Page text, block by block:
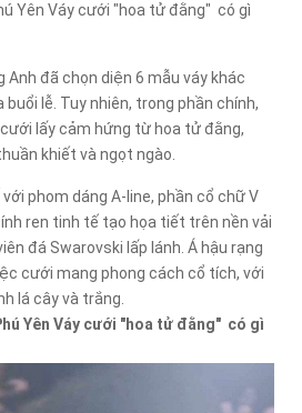
Yên Váy cưới "hoa tử đằng" có gì
đã chọn diện 6 mẫu váy khác
lễ. Tuy nhiên, trong phần chính,
lấy cảm hứng từ hoa tử đằng,
khiết và ngọt ngào.
phom dáng A-line, phần cổ chữ V
ren tinh tế tạo họa tiết trên nền vải
đá Swarovski lấp lánh. Á hậu rạng
cưới mang phong cách cổ tích, với
lá cây và trắng.
Yên Váy cưới "hoa tử đằng" có gì